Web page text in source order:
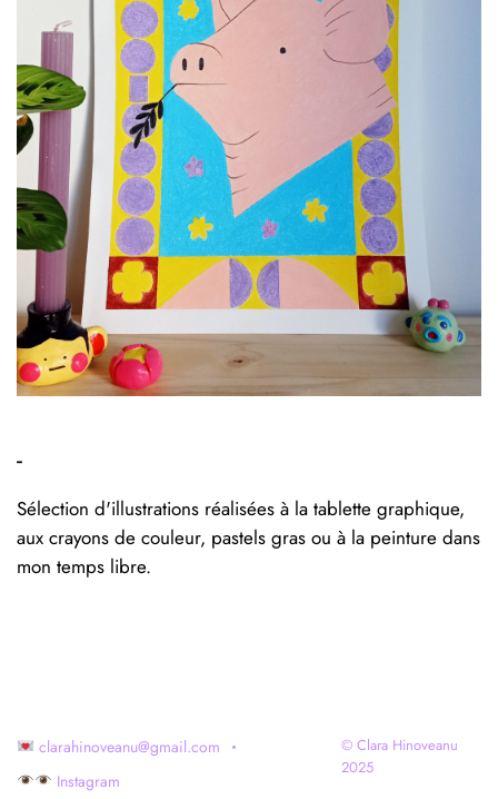
-
Sélection d'illustrations réalisées à la tablette graphique,
aux crayons de couleur, pastels gras ou à la peinture dans
mon temps libre.
clarahinoveanu@gmail.com
Instagram
© Clara Hinoveanu
2025